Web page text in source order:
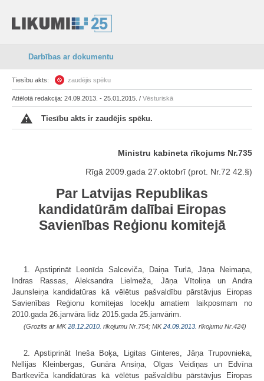
Darbības ar dokumentu
Tiesību akts: zaudējis spēku
Attēlotā redakcija: 24.09.2013. - 25.01.2015. / Vēsturiskā
Tiesību akts ir zaudējis spēku.
Ministru kabineta rīkojums Nr.735
Rīgā 2009.gada 27.oktobrī (prot. Nr.72 42.§)
Par Latvijas Republikas
kandidatūrām dalībai Eiropas
Savienības Reģionu komitejā
1. Apstiprināt Leonīda Salceviča, Daiņa Turlā, Jāņa Neimaņa,
Indras Rassas, Aleksandra Lielmeža, Jāņa Vītoliņa un Andra
Jaunsleiņa kandidatūras kā vēlētus pašvaldību pārstāvjus Eiropas
Savienības Reģionu komitejas locekļu amatiem laikposmam no
2010.gada 26.janvāra līdz 2015.gada 25.janvārim.
(Grozīts ar MK28.12.2010. rīkojumu Nr.754; MK24.09.2013. rīkojumu Nr.424)
2. Apstiprināt Ineša Boķa, Ligitas Ginteres, Jāņa Trupovnieka,
Nellijas Kleinbergas, Gunāra Ansiņa, Olgas Veidiņas un Edvīna
Bartkeviča kandidatūras kā vēlētus pašvaldību pārstāvjus Eiropas